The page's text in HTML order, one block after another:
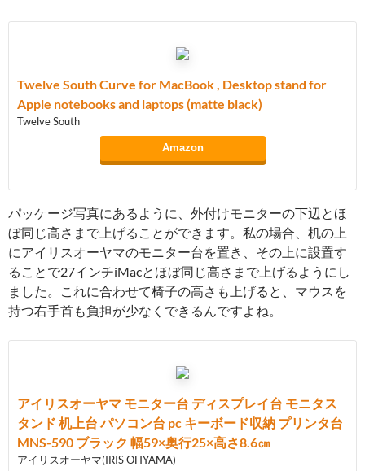
Twelve South Curve for MacBook , Desktop stand for
Apple notebooks and laptops (matte black)
Twelve South
Amazon
パッケージ写真にあるように、外付けモニターの下辺とほ
ぼ同じ高さまで上げることができます。私の場合、机の上
にアイリスオーヤマのモニター台を置き、その上に設置す
ることで27インチiMacとほぼ同じ高さまで上げるようにし
ました。これに合わせて椅子の高さも上げると、マウスを
持つ右手首も負担が少なくできるんですよね。
アイリスオーヤマ モニター台 ディスプレイ台 モニタス
タンド 机上台 パソコン台 pc キーボード収納 プリンタ台
MNS-590 ブラック 幅59×奥行25×高さ8.6㎝
アイリスオーヤマ(IRIS OHYAMA)